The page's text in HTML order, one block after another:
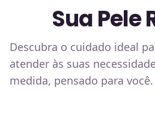
Sua Pele
Descubra o cuidado ideal
atender às suas
medida, pensado para você.